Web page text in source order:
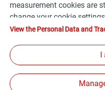
Conditions
Cookies -
measurement cookies are
change your cookie
"Manage my cookies"
device. If you click on
required for the site to
more information, refer to
Policy" page.
View the Personal Data and
I